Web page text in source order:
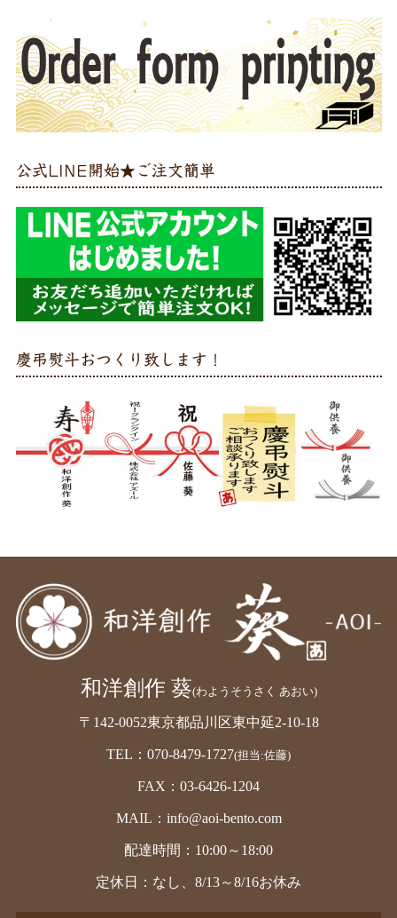
公式LINE開始★ご注文簡単
慶弔熨斗おつくり致します！
和洋創作 葵(わようそうさく あおい)
〒142-0052東京都品川区東中延2-10-18
TEL：070-8479-1727(担当:佐藤)
FAX：03-6426-1204
MAIL：info@aoi-bento.com
配達時間：10:00～18:00
定休日：なし、8/13～8/16お休み